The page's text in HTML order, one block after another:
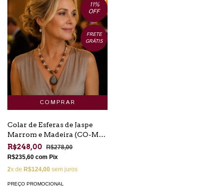
11%
OFF
FRETE
GRÁTIS
Colar de Esferas de Jaspe
Marrom e Madeira (CO-MA-
12)
R$248,00
R$278,00
R$235,60 com Pix
2x de R$124,00 sem juros
PREÇO PROMOCIONAL